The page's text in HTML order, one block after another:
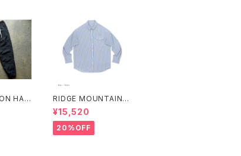
HAR
Ver.2
RIDGE MOUNTAIN G
EAR | Basic Long Sl
eeve Shirt "Stripe"
¥15,520
20%OFF